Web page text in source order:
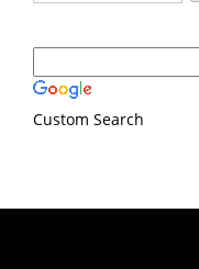
Custom Search